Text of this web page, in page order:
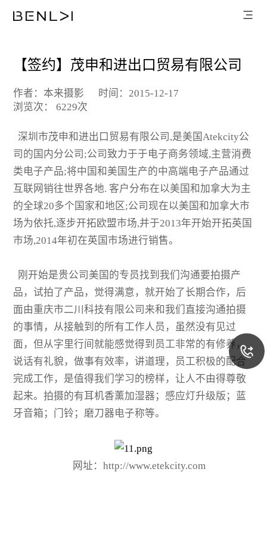
【签约】茂申和进出口贸易有限公司
作者：本来摄影
时间：2015-12-17
浏览次： 6229次
深圳市茂申和进出口贸易有限公司,是美国Atekcity公
司的国内分公司;公司致力于于电子商务领域,主营消费
类电子产品;将中国和美国生产的中高端电子产品通过
互联网销往世界各地. 客户分布在以美国和加拿大为主
的全球20多个国家和地区;公司现在以美国和加拿大市
场为依托,逐步开拓欧盟市场,并于2013年开始开拓英国
市场,2014年初在英国市场进行销售。
刚开始是贵公司美国的专员找到我们沟通要拍摄产
品，试拍了产品，觉得满意，就开始了长期合作，后
面由重庆市二川科技有限公司来和我们直接沟通拍摄
的事情，从接触到的所有工作人员，虽然没有见过
面，但从字里行间就能感觉得到员工非常的有修养，
说话有礼貌，做事有效率，讲道理，员工积极的配合
完成工作，是值得我们学习的榜样，让人不由得尊敬
起来。拍摄的有耳机香薰加湿器；感应灯升级版；蓝
牙音箱；门铃；磨刀器电子称等。
网址：http://www.etekcity.com